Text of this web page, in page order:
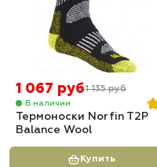
1 067 руб1 135 руб
В наличии
Термоноски Norfin T2P
Balance Wool
Купить